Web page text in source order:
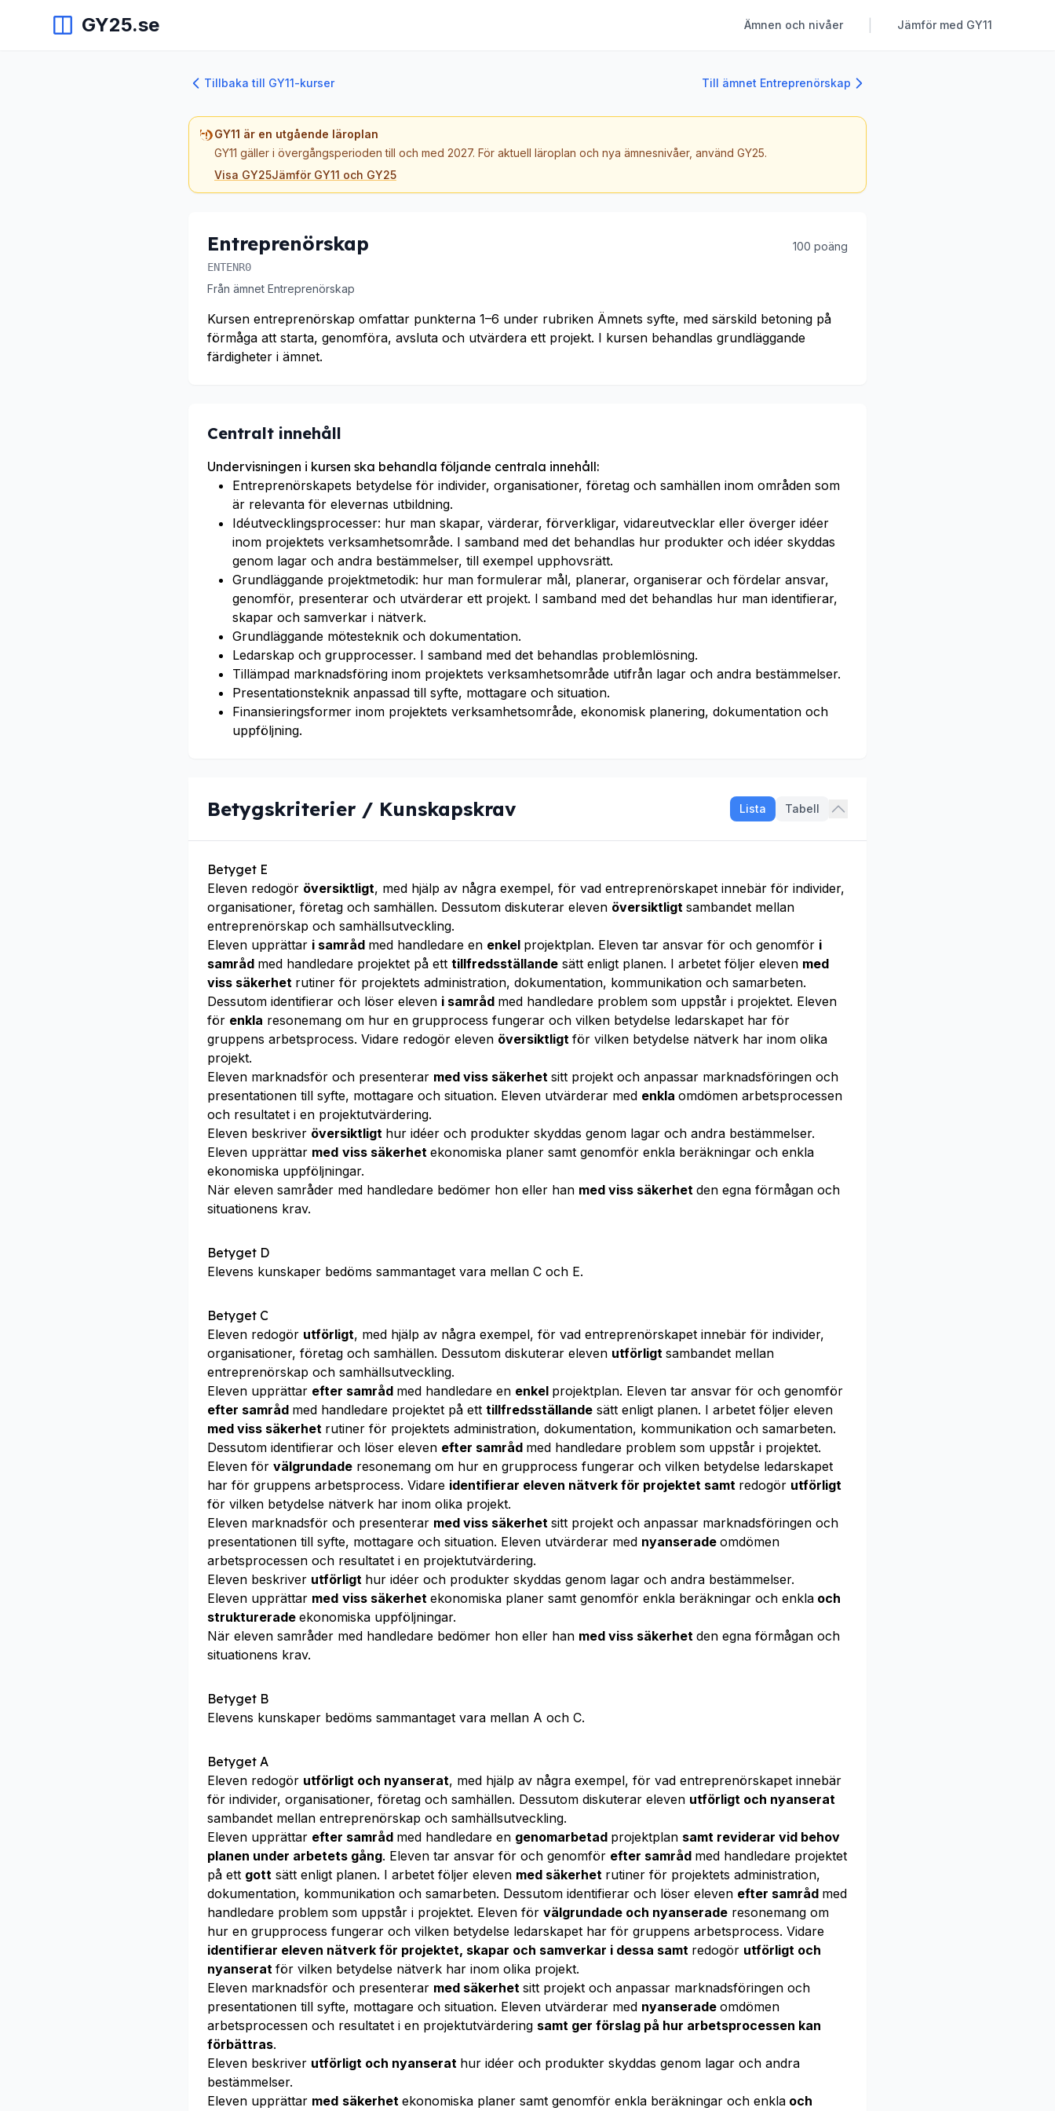
GY25.se Ämnen och nivåer Jämför med GY11
Tillbaka till GY11-kurser Till ämnet Entreprenörskap
GY11 är en utgående läroplan
GY11 gäller i övergångsperioden till och med 2027. För aktuell läroplan och nya ämnesnivåer, använd GY25.
Visa GY25Jämför GY11 och GY25
Entreprenörskap 100 poäng
ENTENR0
Från ämnet Entreprenörskap
Kursen entreprenörskap omfattar punkterna 1–6 under rubriken Ämnets syfte, med särskild betoning på
förmåga att starta, genomföra, avsluta och utvärdera ett projekt. I kursen behandlas grundläggande
färdigheter i ämnet.
Centralt innehåll
Undervisningen i kursen ska behandla följande centrala innehåll:
Entreprenörskapets betydelse för individer, organisationer, företag och samhällen inom områden som
är relevanta för elevernas utbildning.
Idéutvecklingsprocesser: hur man skapar, värderar, förverkligar, vidareutvecklar eller överger idéer
inom projektets verksamhetsområde. I samband med det behandlas hur produkter och idéer skyddas
genom lagar och andra bestämmelser, till exempel upphovsrätt.
Grundläggande projektmetodik: hur man formulerar mål, planerar, organiserar och fördelar ansvar,
genomför, presenterar och utvärderar ett projekt. I samband med det behandlas hur man identifierar,
skapar och samverkar i nätverk.
Grundläggande mötesteknik och dokumentation.
Ledarskap och grupprocesser. I samband med det behandlas problemlösning.
Tillämpad marknadsföring inom projektets verksamhetsområde utifrån lagar och andra bestämmelser.
Presentationsteknik anpassad till syfte, mottagare och situation.
Finansieringsformer inom projektets verksamhetsområde, ekonomisk planering, dokumentation och
uppföljning.
Betygskriterier / Kunskapskrav Lista Tabell
Betyget E
Eleven redogör översiktligt, med hjälp av några exempel, för vad entreprenörskapet innebär för individer,
organisationer, företag och samhällen. Dessutom diskuterar eleven översiktligt sambandet mellan
entreprenörskap och samhällsutveckling.
Eleven upprättar i samråd med handledare en enkel projektplan. Eleven tar ansvar för och genomför i
samråd med handledare projektet på ett tillfredsställande sätt enligt planen. I arbetet följer eleven med
viss säkerhet rutiner för projektets administration, dokumentation, kommunikation och samarbeten.
Dessutom identifierar och löser eleven i samråd med handledare problem som uppstår i projektet. Eleven
för enkla resonemang om hur en grupprocess fungerar och vilken betydelse ledarskapet har för
gruppens arbetsprocess. Vidare redogör eleven översiktligt för vilken betydelse nätverk har inom olika
projekt.
Eleven marknadsför och presenterar med viss säkerhet sitt projekt och anpassar marknadsföringen och
presentationen till syfte, mottagare och situation. Eleven utvärderar med enkla omdömen arbetsprocessen
och resultatet i en projektutvärdering.
Eleven beskriver översiktligt hur idéer och produkter skyddas genom lagar och andra bestämmelser.
Eleven upprättar med viss säkerhet ekonomiska planer samt genomför enkla beräkningar och enkla
ekonomiska uppföljningar.
När eleven samråder med handledare bedömer hon eller han med viss säkerhet den egna förmågan och
situationens krav.
Betyget D
Elevens kunskaper bedöms sammantaget vara mellan C och E.
Betyget C
Eleven redogör utförligt, med hjälp av några exempel, för vad entreprenörskapet innebär för individer,
organisationer, företag och samhällen. Dessutom diskuterar eleven utförligt sambandet mellan
entreprenörskap och samhällsutveckling.
Eleven upprättar efter samråd med handledare en enkel projektplan. Eleven tar ansvar för och genomför
efter samråd med handledare projektet på ett tillfredsställande sätt enligt planen. I arbetet följer eleven
med viss säkerhet rutiner för projektets administration, dokumentation, kommunikation och samarbeten.
Dessutom identifierar och löser eleven efter samråd med handledare problem som uppstår i projektet.
Eleven för välgrundade resonemang om hur en grupprocess fungerar och vilken betydelse ledarskapet
har för gruppens arbetsprocess. Vidare identifierar eleven nätverk för projektet samt redogör utförligt
för vilken betydelse nätverk har inom olika projekt.
Eleven marknadsför och presenterar med viss säkerhet sitt projekt och anpassar marknadsföringen och
presentationen till syfte, mottagare och situation. Eleven utvärderar med nyanserade omdömen
arbetsprocessen och resultatet i en projektutvärdering.
Eleven beskriver utförligt hur idéer och produkter skyddas genom lagar och andra bestämmelser.
Eleven upprättar med viss säkerhet ekonomiska planer samt genomför enkla beräkningar och enkla och
strukturerade ekonomiska uppföljningar.
När eleven samråder med handledare bedömer hon eller han med viss säkerhet den egna förmågan och
situationens krav.
Betyget B
Elevens kunskaper bedöms sammantaget vara mellan A och C.
Betyget A
Eleven redogör utförligt och nyanserat, med hjälp av några exempel, för vad entreprenörskapet innebär
för individer, organisationer, företag och samhällen. Dessutom diskuterar eleven utförligt och nyanserat
sambandet mellan entreprenörskap och samhällsutveckling.
Eleven upprättar efter samråd med handledare en genomarbetad projektplan samt reviderar vid behov
planen under arbetets gång. Eleven tar ansvar för och genomför efter samråd med handledare projektet
på ett gott sätt enligt planen. I arbetet följer eleven med säkerhet rutiner för projektets administration,
dokumentation, kommunikation och samarbeten. Dessutom identifierar och löser eleven efter samråd med
handledare problem som uppstår i projektet. Eleven för välgrundade och nyanserade resonemang om
hur en grupprocess fungerar och vilken betydelse ledarskapet har för gruppens arbetsprocess. Vidare
identifierar eleven nätverk för projektet, skapar och samverkar i dessa samt redogör utförligt och
nyanserat för vilken betydelse nätverk har inom olika projekt.
Eleven marknadsför och presenterar med säkerhet sitt projekt och anpassar marknadsföringen och
presentationen till syfte, mottagare och situation. Eleven utvärderar med nyanserade omdömen
arbetsprocessen och resultatet i en projektutvärdering samt ger förslag på hur arbetsprocessen kan
förbättras.
Eleven beskriver utförligt och nyanserat hur idéer och produkter skyddas genom lagar och andra
bestämmelser.
Eleven upprättar med säkerhet ekonomiska planer samt genomför enkla beräkningar och enkla och